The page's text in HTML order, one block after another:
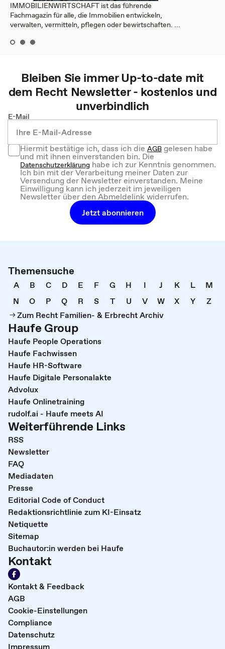
IMMOBILIENWIRTSCHAFT ist das führende
Fachmagazin für alle, die Immobilien entwickeln,
verwalten, vermitteln, pflegen oder bewirtschaften. ...
Bleiben Sie immer Up-to-date mit
dem Recht Newsletter - kostenlos und
unverbindlich
E-Mail
Hiermit bestätige ich, dass ich dieAGBgelesen habe
und mit ihnen einverstanden bin. Die
Datenschutzerklärung habe ich zur Kenntnis genommen.
Ich bin mit der Verarbeitung meiner Daten zur
Versendung der Newsletter einverstanden. Meine
Einwilligung kann ich jederzeit im jeweiligen
Newsletter über den Abmeldelink widerrufen.
Jetzt abonnieren
Themensuche
A B C D E F G H I J K L
M
N
O P Q R S T U V W X Y
Z
Zum Recht Familien- & Erbrecht Archiv
Haufe Group
Haufe People Operations
Haufe Fachwissen
Haufe HR-Software
Haufe Digitale Personalakte
Advolux
Haufe Onlinetraining
rudolf.ai - Haufe meets AI
Weiterführende Links
RSS
Newsletter
FAQ
Mediadaten
Presse
Editorial Code of Conduct
Redaktionsrichtlinie zum KI-Einsatz
Netiquette
Sitemap
Buchautor:in werden bei Haufe
Kontakt
Kontakt & Feedback
AGB
Cookie-Einstellungen
Compliance
Datenschutz
Impressum